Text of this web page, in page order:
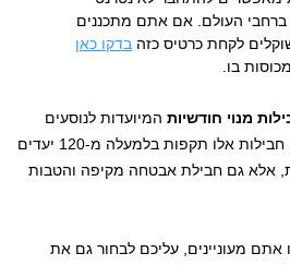
ברחבי העולם. אם אתם מתכננים
לקחת כרטיס כזה בדקו כאן
בו.
מנוי חודשיות המיועדות לנוסעים
מתמידים ולנוודים דיגיטליים. חבילות אלו תקפות בלמעלה מ-120 יעדים
אלא גם חבילת אבטחה מקיפה והטבות
אתם מעוניינים, עליכם לבחור גם את